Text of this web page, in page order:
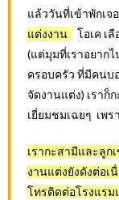
แล้ววันที่เข้าพักเจ
แต่งงาน
โอเค เ
(แต่มุมที่เราอยาก
ครอบครัว ที่มีคนบ
จัดงานแต่ง) เราก็
เยี่ยมชมเฉยๆ เพ
เรากะสามีและลูก
งานแต่งยังดังต่อเ
โทรติดต่อโรงแรม